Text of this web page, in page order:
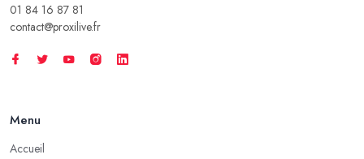
01 84 16 87 81
contact@proxilive.fr
Menu
Accueil